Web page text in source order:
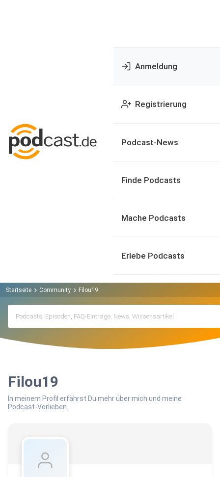
Anmeldung
Registrierung
Podcast-News
Finde Podcasts
Mache Podcasts
Erlebe Podcasts
Startseite Community Filou19
Filou19
In meinem Profil erfährst Du mehr über mich und meine
Podcast-Vorlieben.